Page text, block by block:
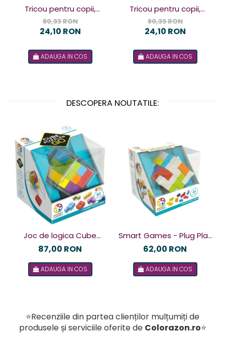
Tricou pentru copii,
design Terorist
80,33 RON
24,10 RON
ADAUGA IN COS
Tricou pentru copii,
design Terorista
80,33 RON
24,10 RON
ADAUGA IN COS
DESCOPERA NOUTATILE:
Joc de logica Cube
Puzzler Go, Smart
87,00 RON
ADAUGA IN COS
Smart Games - Plug Play
Puzzler, joc de logica cu
romana
62,00 RON
ADAUGA IN COS
⭐Recenziile din partea clienților mulțumiți de
produsele și serviciile oferite de Colorazon.ro⭐